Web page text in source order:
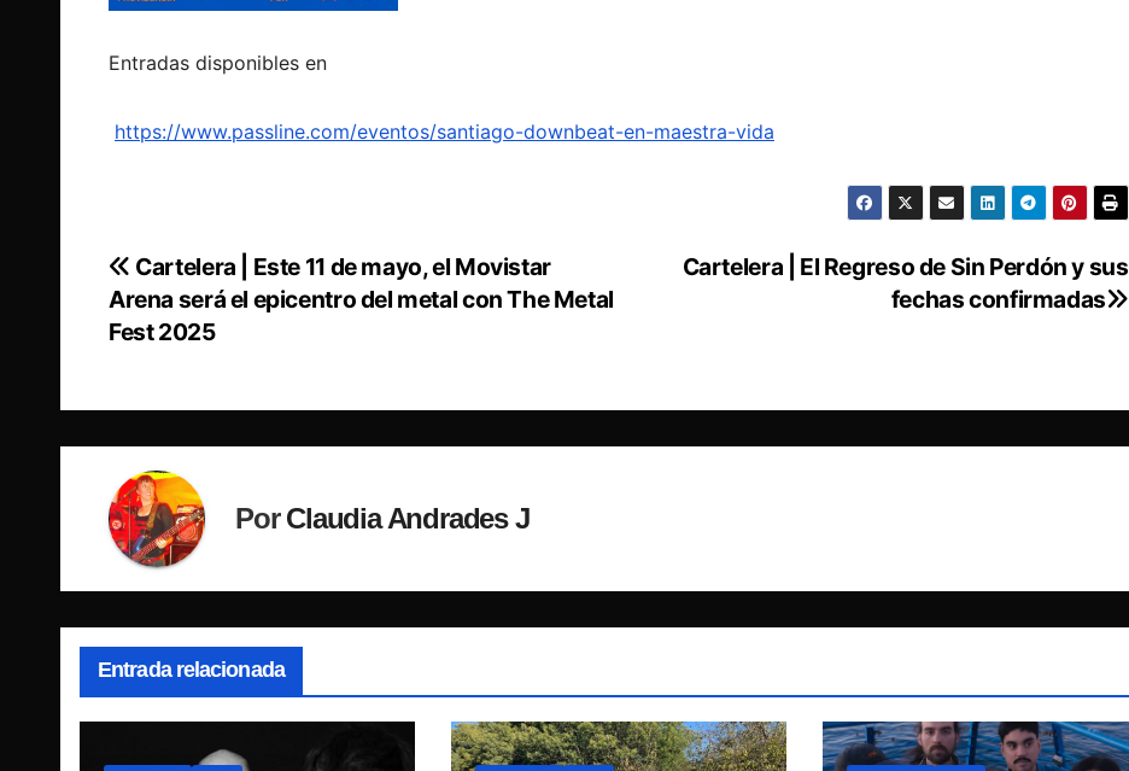
Entradas disponibles en
https://www.passline.com/eventos/santiago-downbeat-en-maestra-vida
Navegación
de
Cartelera | El Regreso de Sin Perdón y sus
fechas confirmadas
Cartelera | Este 11 de mayo, el Movistar
Arena será el epicentro del metal con The Metal
Fest 2025
PorClaudia Andrades J
Entrada relacionada